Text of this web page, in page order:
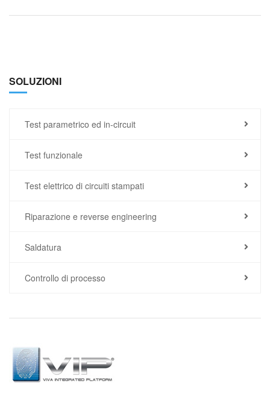
SOLUZIONI
Test parametrico ed in-circuit
Test funzionale
Test elettrico di circuiti stampati
Riparazione e reverse engineering
Saldatura
Controllo di processo